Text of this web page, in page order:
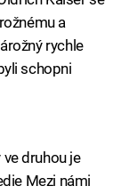
a
rychle
schopni
druhou je
Mezi námi